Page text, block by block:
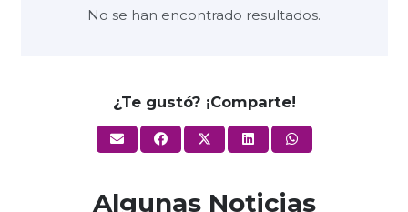
No se han encontrado resultados.
¿Te gustó? ¡Comparte!
Algunas Noticias